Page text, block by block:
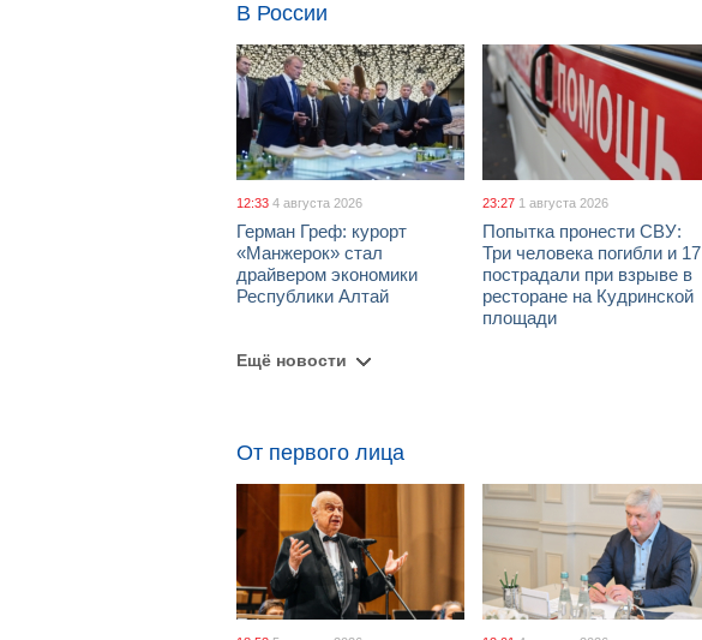
В России
12:33 4 августа 2026
Герман Греф: курорт
«Манжерок» стал
драйвером экономики
Республики Алтай
23:27 1 августа 2026
Попытка пронести СВУ:
Три человека погибли и 17
пострадали при взрыве в
ресторане на Кудринской
площади
Ещё новости
От первого лица